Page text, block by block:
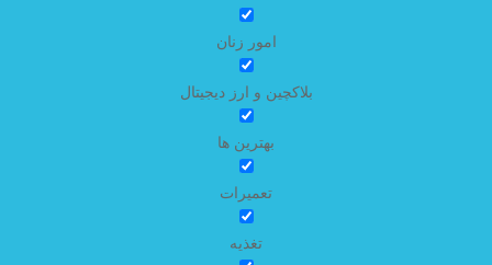
امور زنان
بلاکچین و ارز دیجیتال
بهترین ها
تعمیرات
تغذیه